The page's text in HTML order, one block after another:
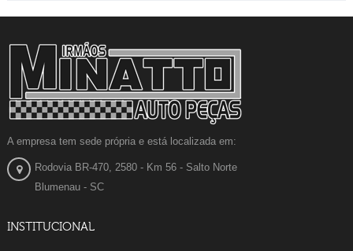
A empresa tem sede própria e está localizada em:
Rodovia BR-470, 2580 - Km 56 - Salto Norte
Blumenau - SC
INSTITUCIONAL